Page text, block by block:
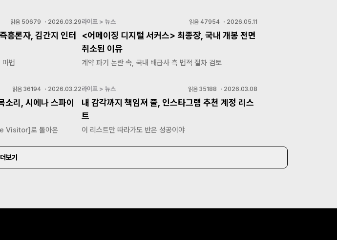
읽음 50679 ・ 2026.03.29
흥론자, 김간지 인터
마법
라이프 > 뉴스 읽음 47954・ 2026.05.11
<어메이징 디지털 서커스> 최종장, 국내 개봉 전면
취소된 이유
계약 파기 논란 속, 국내 배급사 측 법적 절차 검토
읽음 36194・ 2026.03.22
소리, 시에나 스파이
Visitor]로 돌아온
라이프 > 뉴스 읽음 35188 ・ 2026.03.08
내 감각까지 책임져 줄, 인스타그램 추천 계정 리스
트
이 리스트만 따라가도 반은 성공이야
더보기